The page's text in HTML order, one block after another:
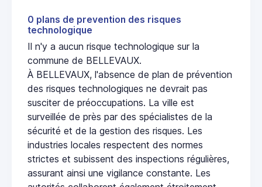
0 plans de prevention des risques
technologique
Il n'y a aucun risque technologique sur la
commune de BELLEVAUX.
À BELLEVAUX, l'absence de plan de prévention
des risques technologiques ne devrait pas
susciter de préoccupations. La ville est
surveillée de près par des spécialistes de la
sécurité et de la gestion des risques. Les
industries locales respectent des normes
strictes et subissent des inspections régulières,
assurant ainsi une vigilance constante. Les